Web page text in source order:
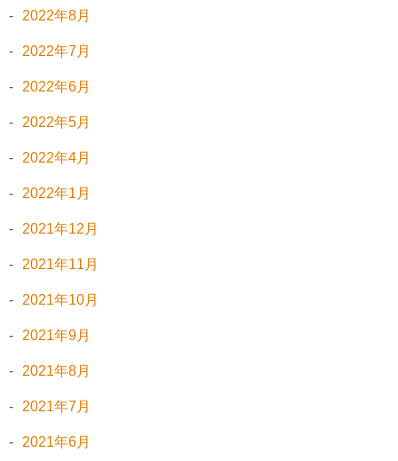
2022年8月
2022年7月
2022年6月
2022年5月
2022年4月
2022年1月
2021年12月
2021年11月
2021年10月
2021年9月
2021年8月
2021年7月
2021年6月